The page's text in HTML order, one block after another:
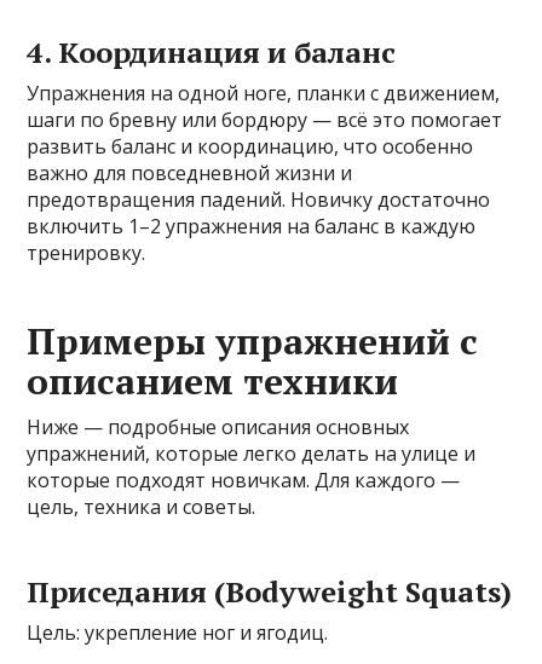
4. Координация и баланс
Упражнения на одной ноге, планки с движением,
шаги по бревну или бордюру — всё это помогает
развить баланс и координацию, что особенно
важно для повседневной жизни и
предотвращения падений. Новичку достаточно
включить 1–2 упражнения на баланс в каждую
тренировку.
Примеры упражнений с
описанием техники
Ниже — подробные описания основных
упражнений, которые легко делать на улице и
которые подходят новичкам. Для каждого —
цель, техника и советы.
Приседания (Bodyweight Squats)
Цель: укрепление ног и ягодиц.